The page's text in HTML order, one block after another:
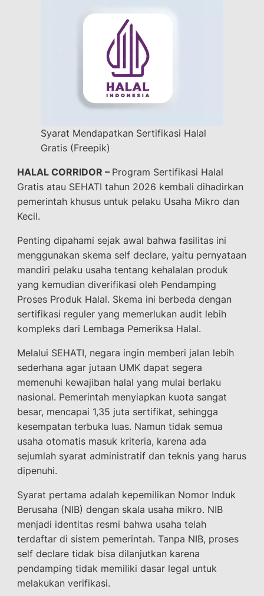
Syarat Mendapatkan Sertifikasi Halal
Gratis (Freepik)
HALAL CORRIDOR – Program Sertifikasi Halal
Gratis atau SEHATI tahun 2026 kembali dihadirkan
pemerintah khusus untuk pelaku Usaha Mikro dan
Kecil.
Penting dipahami sejak awal bahwa fasilitas ini
menggunakan skema self declare, yaitu pernyataan
mandiri pelaku usaha tentang kehalalan produk
yang kemudian diverifikasi oleh Pendamping
Proses Produk Halal. Skema ini berbeda dengan
sertifikasi reguler yang memerlukan audit lebih
kompleks dari Lembaga Pemeriksa Halal.
Melalui SEHATI, negara ingin memberi jalan lebih
sederhana agar jutaan UMK dapat segera
memenuhi kewajiban halal yang mulai berlaku
nasional. Pemerintah menyiapkan kuota sangat
besar, mencapai 1,35 juta sertifikat, sehingga
kesempatan terbuka luas. Namun tidak semua
usaha otomatis masuk kriteria, karena ada
sejumlah syarat administratif dan teknis yang harus
dipenuhi.
Syarat pertama adalah kepemilikan Nomor Induk
Berusaha (NIB) dengan skala usaha mikro. NIB
menjadi identitas resmi bahwa usaha telah
terdaftar di sistem pemerintah. Tanpa NIB, proses
self declare tidak bisa dilanjutkan karena
pendamping tidak memiliki dasar legal untuk
melakukan verifikasi.